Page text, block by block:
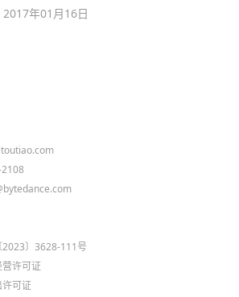
2017年01月16日
2023〕3628-111号
许可证
可证